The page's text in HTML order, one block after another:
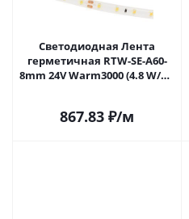
Светодиодная Лента
герметичная RTW-SE-A60-
8mm 24V Warm3000 (4.8 W/m,
867.83 ₽/м